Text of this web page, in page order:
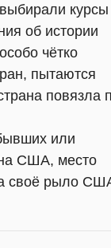
курсы
об истории
чётко
пытаются
повязла
или
США, место
своё рыло